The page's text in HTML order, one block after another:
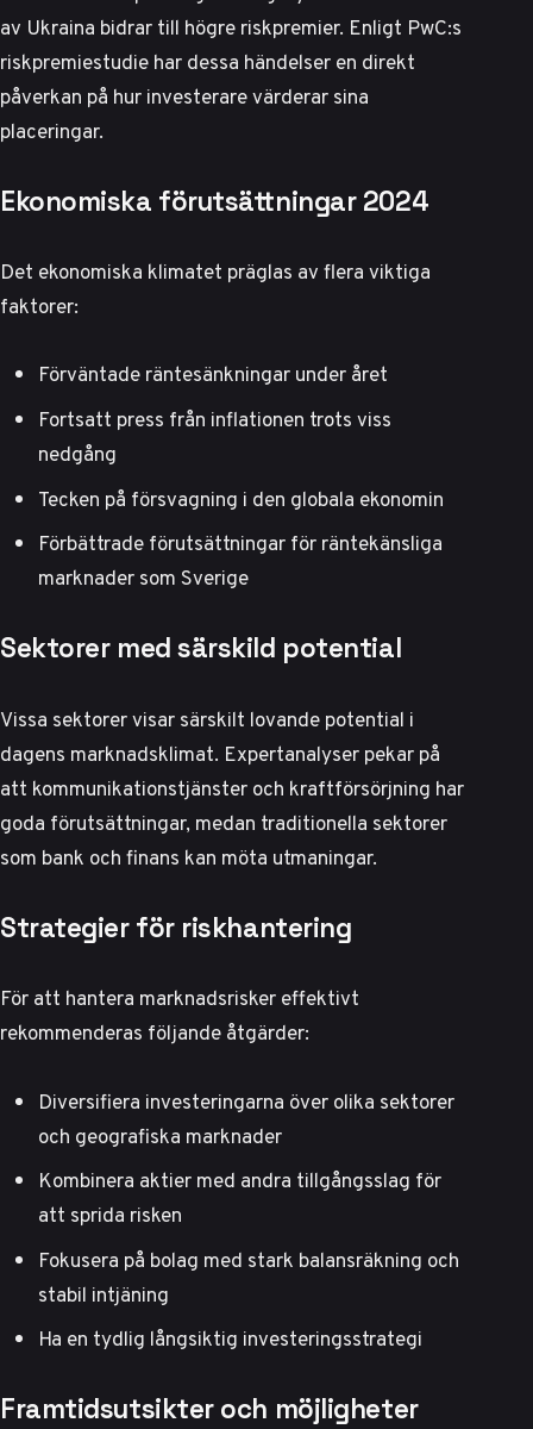
av Ukraina bidrar till högre riskpremier. Enligt PwC:s
riskpremiestudiehar dessa händelser en direkt
påverkan på hur investerare värderar sina
placeringar.
Ekonomiska förutsättningar 2024
Det ekonomiska klimatet präglas av flera viktiga
faktorer:
Förväntade räntesänkningar under året
Fortsatt press från inflationen trots viss
nedgång
Tecken på försvagning i den globala ekonomin
Förbättrade förutsättningar för räntekänsliga
marknader som Sverige
Sektorer med särskild potential
Vissa sektorer visar särskilt lovande potential i
dagens marknadsklimat. Expertanalyser pekar på
att kommunikationstjänster och kraftförsörjning har
goda förutsättningar, medan traditionella sektorer
som bank och finans kan möta utmaningar.
Strategier för riskhantering
För att hantera marknadsrisker effektivt
rekommenderas följande åtgärder:
Diversifiera investeringarna över olika sektorer
och geografiska marknader
Kombinera aktier med andra tillgångsslag för
att sprida risken
Fokusera på bolag med stark balansräkning och
stabil intjäning
Ha en tydlig långsiktig investeringsstrategi
Framtidsutsikter och möjligheter